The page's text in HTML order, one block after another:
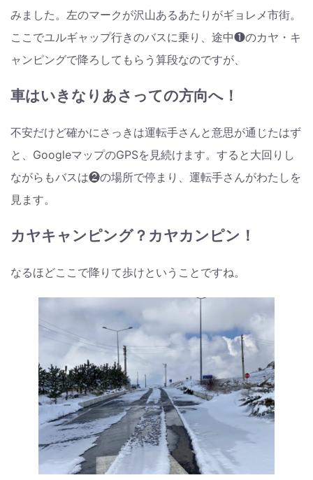
みました。左のマークが沢山あるあたりがギョレメ市街。
ここでユルギャップ行きのバスに乗り、途中❶のカヤ・キ
ャンピングで降ろしてもらう算段なのですが、
車はいきなりあさっての方向へ！
不安だけど確かにさっきは運転手さんと意思が通じたはず
と、GoogleマップのGPSを見続けます。すると大回りし
ながらもバスは❷の場所で停まり、運転手さんがわたしを
見ます。
カヤキャンピング？カヤカンピン！
なるほどここで降りて歩けということですね。